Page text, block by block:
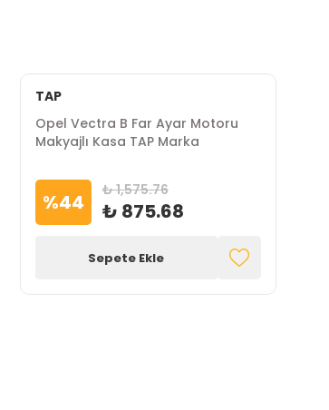
TAP
Opel Vectra B Far Ayar Motoru
Makyajlı Kasa TAP Marka
%44 ₺ 1,575.76
₺ 875.68
Sepete Ekle